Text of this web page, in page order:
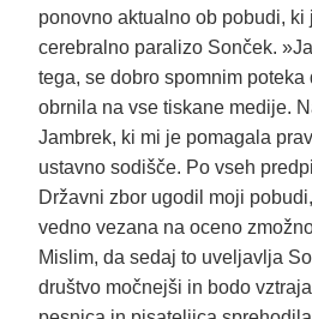
ponovno aktualno ob pobudi,
cerebralno paralizo Sonček.
tega, se dobro spomnim
obrnila na vse tiskane medije.
Jambrek, ki mi je pomagala
ustavno sodišče. Po vseh
Državni zbor ugodil moji
vedno vezana na oceno
Mislim, da sedaj to uveljavlja
društvo močnejši in bodo